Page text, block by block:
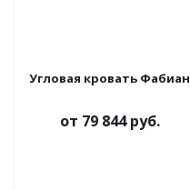
Угловая кровать Фабиан
от 79 844 руб.